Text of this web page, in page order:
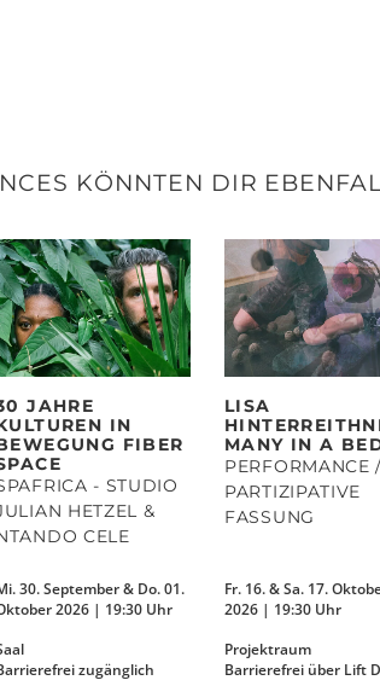
KÖNNTEN DIR
JAHRE
IN
FIBER
- STUDIO
HETZEL &
CELE
30. September & Do. 01.
2026 | 19:30 Uhr
zugänglich
LISA
MANY IN A
PERFORMANCE /
PARTIZIPATIVE
FASSUNG
Fr. 16. & Sa. 17.
2026 | 19:30 Uhr
Projektraum
Barrierefrei über Lift D